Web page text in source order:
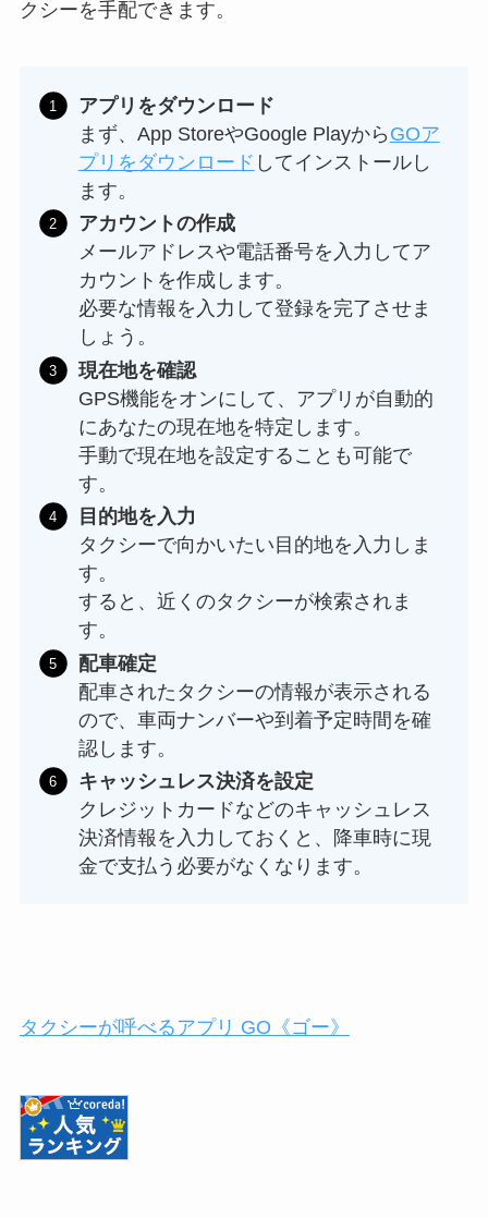
クシーを手配できます。
アプリをダウンロード
まず、App StoreやGoogle Playから GOア
プリをダウンロード してインストールし
ます。
アカウントの作成
メールアドレスや電話番号を入力してア
カウントを作成します。
必要な情報を入力して登録を完了させま
しょう。
現在地を確認
GPS機能をオンにして、アプリが自動的
にあなたの現在地を特定します。
手動で現在地を設定することも可能で
す。
目的地を入力
タクシーで向かいたい目的地を入力しま
す。
すると、近くのタクシーが検索されま
す。
配車確定
配車されたタクシーの情報が表示される
ので、車両ナンバーや到着予定時間を確
認します。
キャッシュレス決済を設定
クレジットカードなどのキャッシュレス
決済情報を入力しておくと、降車時に現
金で支払う必要がなくなります。
タクシーが呼べるアプリ GO《ゴー》